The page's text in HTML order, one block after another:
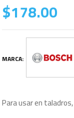
$178.00
MARCA:
Para usar en